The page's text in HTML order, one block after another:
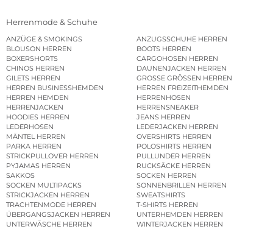
Herrenmode & Schuhe
ANZÜGE & SMOKINGS
ANZUGSSCHUHE HERREN
BLOUSON HERREN
BOOTS HERREN
BOXERSHORTS
CARGOHOSEN HERREN
CHINOS HERREN
DAUNENJACKEN HERREN
GILETS HERREN
GROSSE GRÖSSEN HERREN
HERREN BUSINESSHEMDEN
HERREN FREIZEITHEMDEN
HERREN HEMDEN
HERRENHOSEN
HERRENJACKEN
HERRENSNEAKER
HOODIES HERREN
JEANS HERREN
LEDERHOSEN
LEDERJACKEN HERREN
MÄNTEL HERREN
OVERSHIRTS HERREN
PARKA HERREN
POLOSHIRTS HERREN
STRICKPULLOVER HERREN
PULLUNDER HERREN
PYJAMAS HERREN
RUCKSÄCKE HERREN
SAKKOS
SOCKEN HERREN
SOCKEN MULTIPACKS
SONNENBRILLEN HERREN
STRICKJACKEN HERREN
SWEATSHIRTS
TRACHTENMODE HERREN
T-SHIRTS HERREN
ÜBERGANGSJACKEN HERREN
UNTERHEMDEN HERREN
UNTERWÄSCHE HERREN
WINTERJACKEN HERREN